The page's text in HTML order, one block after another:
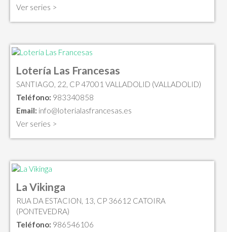
Ver series >
Lotería Las Francesas
SANTIAGO, 22, CP 47001 VALLADOLID (VALLADOLID)
Teléfono: 983340858
Email: info@loterialasfrancesas.es
Ver series >
La Vikinga
RUA DA ESTACION, 13, CP 36612 CATOIRA
(PONTEVEDRA)
Teléfono: 986546106